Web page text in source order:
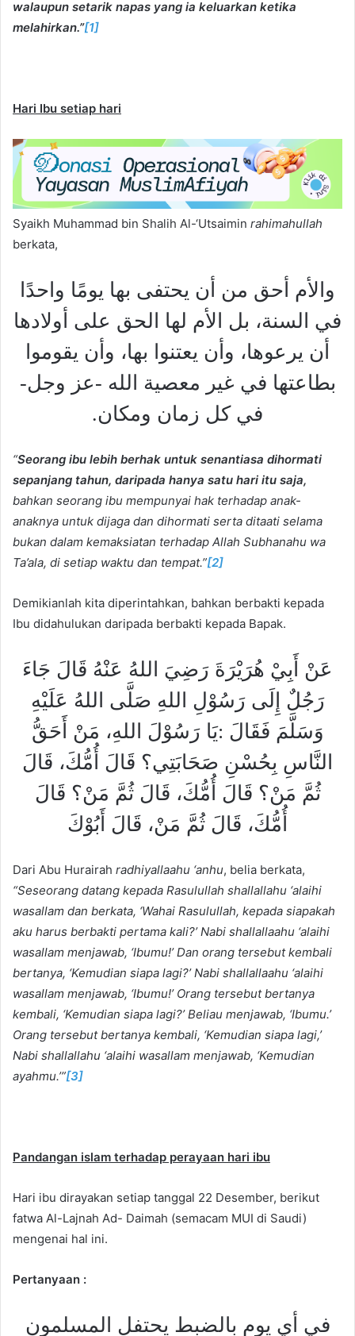
walaupun setarik napas yang ia keluarkan ketika
melahirkan.”[1]
Hari Ibu setiap hari
Syaikh Muhammad bin Shalih Al-‘Utsaimin rahimahullah
berkata,
والأم أحق من أن يحتفى بها يومًا واحدًا
في السنة، بل الأم لها الحق على أولادها
أن يرعوها، وأن يعتنوا بها، وأن يقوموا
بطاعتها في غير معصية الله -عز وجل-
في كل زمان ومكان.
“Seorang ibu lebih berhak untuk senantiasa dihormati
sepanjang tahun, daripada hanya satu hari itu saja,
bahkan seorang ibu mempunyai hak terhadap anak-
anaknya untuk dijaga dan dihormati serta ditaati selama
bukan dalam kemaksiatan terhadap Allah Subhanahu wa
Ta’ala, di setiap waktu dan tempat.”[2]
Demikianlah kita diperintahkan, bahkan berbakti kepada
Ibu didahulukan daripada berbakti kepada Bapak.
عَنْ أَبِيْ هُرَيْرَةَ رَضِيَ اللهُ عَنْهُ قَالَ جَاءَ
رَجُلٌ إِلَى رَسُوْلِ اللهِ صَلَّى اللهُ عَلَيْهِ
وَسَلَّمَ فَقَالَ :يَا رَسُوْلَ اللهِ، مَنْ أَحَقُّ
النَّاسِ بِحُسْنِ صَحَابَتِي؟ قَالَ أُمُّكَ، قَالَ
ثُمَّ مَنْ؟ قَالَ أُمُّكَ، قَالَ ثُمَّ مَنْ؟ قَالَ
أُمُّكَ، قَالَ ثُمَّ مَنْ، قَالَ أَبُوْكَ
Dari Abu Hurairah radhiyallaahu ‘anhu, belia berkata,
“Seseorang datang kepada Rasulullah shallallahu ‘alaihi
wasallam dan berkata, ‘Wahai Rasulullah, kepada siapakah
aku harus berbakti pertama kali?’ Nabi shallallaahu ‘alaihi
wasallam menjawab, ‘Ibumu!’ Dan orang tersebut kembali
bertanya, ‘Kemudian siapa lagi?’ Nabi shallallaahu ‘alaihi
wasallam menjawab, ‘Ibumu!’ Orang tersebut bertanya
kembali, ‘Kemudian siapa lagi?’ Beliau menjawab, ‘Ibumu.’
Orang tersebut bertanya kembali, ‘Kemudian siapa lagi,’
Nabi shallallahu ‘alaihi wasallam menjawab, ‘Kemudian
ayahmu.’”[3]
Pandangan islam terhadap perayaan hari ibu
Hari ibu dirayakan setiap tanggal 22 Desember, berikut
fatwa Al-Lajnah Ad- Daimah (semacam MUI di Saudi)
mengenai hal ini.
Pertanyaan :
في أي يوم بالضبط يحتفل المسلمون